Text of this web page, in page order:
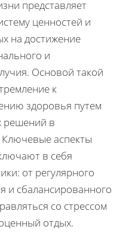
представляет
ценностей и
на достижение
и
Основой такой
к
здоровья путем
решений в
аспекты
в себя
от регулярного
и сбалансированного
со стрессом
отдых.